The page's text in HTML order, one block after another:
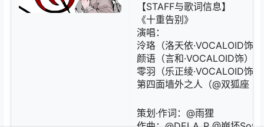
【STAFF与歌词信息】
《十重告别》
演唱：
泠珞（洛天依·VOCALOID饰）
颜语（言和·VOCALOID饰）
零羽（乐正绫·VOCALOID饰）
第四面墙外之人（@双狐座
策划·作词：@雨狸